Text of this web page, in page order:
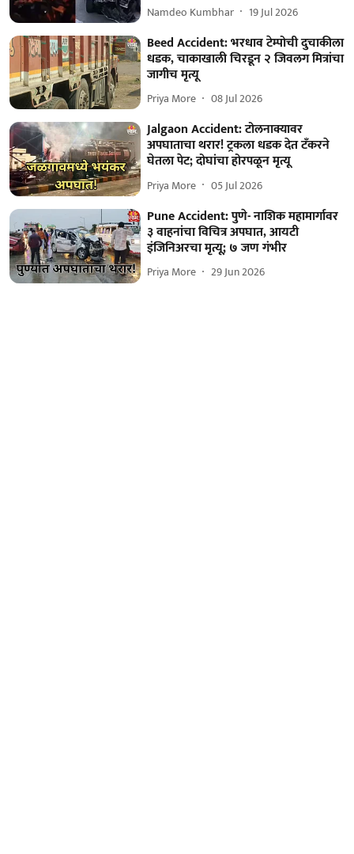
Namdeo Kumbhar 19 Jul 2026
Beed Accident: भरधाव टेम्पोची दुचाकीला
धडक, चाकाखाली चिरडून २ जिवलग मित्रांचा
जागीच मृत्यू
Priya More 08 Jul 2026
Jalgaon Accident: टोलनाक्यावर
अपघाताचा थरार! ट्रकला धडक देत टँकरने
घेतला पेट; दोघांचा होरपळून मृत्यू
Priya More 05 Jul 2026
Pune Accident: पुणे- नाशिक महामार्गावर
३ वाहनांचा विचित्र अपघात, आयटी
इंजिनिअरचा मृत्यू; ७ जण गंभीर
Priya More 29 Jun 2026